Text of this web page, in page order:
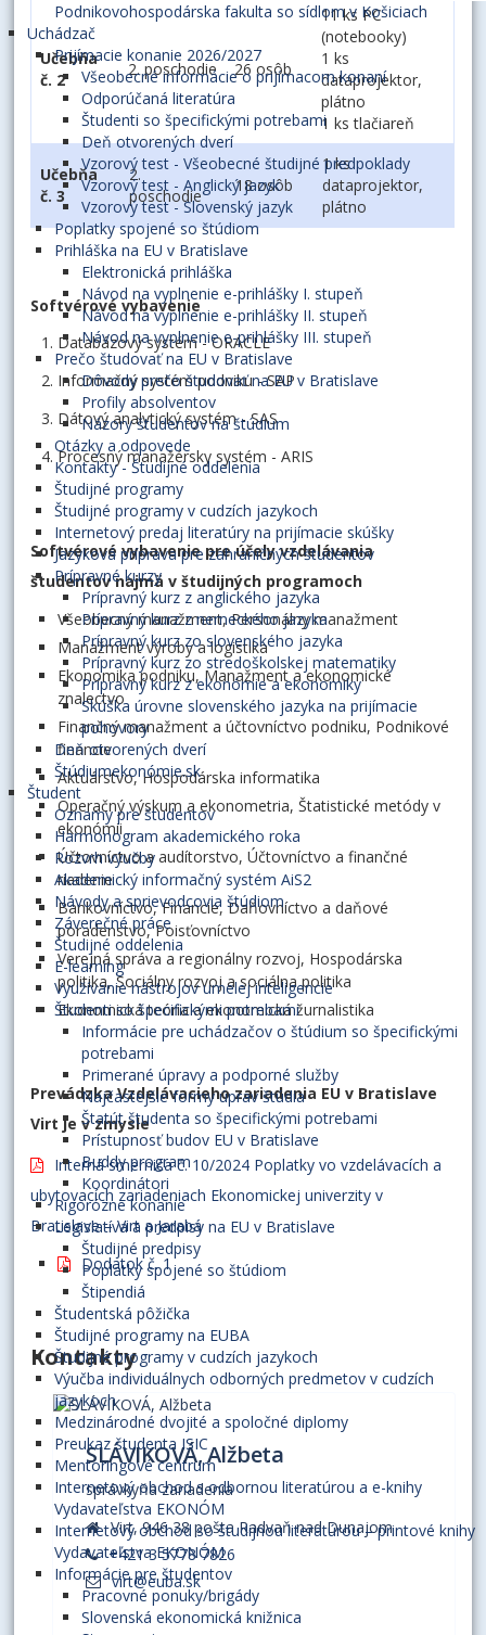
Podnikovohospodárska fakulta so sídlom v Košiciach
Uchádzač
Prijímacie konanie 2026/2027
Všeobecné informácie o prijímacom konaní
Odporúčaná literatúra
Študenti so špecifickými potrebami
Deň otvorených dverí
Vzorový test - Všeobecné študijné predpoklady
Vzorový test - Anglický jazyk
Vzorový test - Slovenský jazyk
Poplatky spojené so štúdiom
Prihláška na EU v Bratislave
Elektronická prihláška
Návod na vyplnenie e-prihlášky I. stupeň
Návod na vyplnenie e-prihlášky II. stupeň
Návod na vyplnenie e-prihlášky III. stupeň
Prečo študovať na EU v Bratislave
Dôvody prečo študovať na EU v Bratislave
Profily absolventov
Názory študentov na štúdium
Otázky a odpovede
Kontakty - Študijné oddelenia
Študijné programy
Študijné programy v cudzích jazykoch
Internetový predaj literatúry na prijímacie skúšky
Jazyková príprava pre zahraničných študentov
Prípravné kurzy
Prípravný kurz z anglického jazyka
Prípravný kurz z nemeckého jazyka
Prípravný kurz zo slovenského jazyka
Prípravný kurz zo stredoškolskej matematiky
Prípravný kurz z ekonómie a ekonomiky
Skúška úrovne slovenského jazyka na prijímacie
pohovory
Deň otvorených dverí
Štúdiumekonómie.sk
Študent
Oznamy pre študentov
Harmonogram akademického roka
Rozvrh výučby
Akademický informačný systém AiS2
Návody a sprievodcovia štúdiom
Záverečné práce
Študijné oddelenia
E-learning
Využívanie nástrojov umelej inteligencie
Študenti so špecifickými potrebami
Informácie pre uchádzačov o štúdium so špecifickými
potrebami
Primerané úpravy a podporné služby
Najčastejšie formy úprav štúdia
Štatút študenta so špecifickými potrebami
Prístupnosť budov EU v Bratislave
Buddy program
Koordinátori
Rigorózne konanie
Legislatíva a predpisy na EU v Bratislave
Študijné predpisy
Poplatky spojené so štúdiom
Štipendiá
Študentská pôžička
Študijné programy na EUBA
Študijné programy v cudzích jazykoch
Výučba individuálnych odborných predmetov v cudzích
jazykoch
Medzinárodné dvojité a spoločné diplomy
Preukaz študenta ISIC
Mentoringové centrum
Internetový obchod s odbornou literatúrou a e-knihy
Vydavateľstva EKONÓM
Internetový obchod so študijnou literatúrou – printové knihy
Vydavateľstva EKONÓM
Informácie pre študentov
Pracovné ponuky/brigády
Slovenská ekonomická knižnica
Učebňa
č. 2
2. poschodie 26 osôb
11 ks PC
(notebooky)
1 ks
dataprojektor,
plátno
1 ks tlačiareň
Učebňa
č. 3
2.
poschodie
18 osôb
1 ks
dataprojektor,
plátno
Softvérové vybavenie
Databázový systém - ORACLE
Informačný systém podniku - SAP
Dátový analytický systém - SAS
Procesný manažérsky systém - ARIS
Softvérové vybavenie pre účely vzdelávania
študentov najmä v študijných programoch
Všeobecný manažment, Personálny manažment
Manažment výroby a logistika
Ekonomika podniku, Manažment a ekonomické
znalectvo
Finančný manažment a účtovníctvo podniku, Podnikové
financie
Aktuárstvo, Hospodárska informatika
Operačný výskum a ekonometria, Štatistické metódy v
ekonómii
Účtovníctvo a audítorstvo, Účtovníctvo a finančné
riadenie
Bankovníctvo, Financie, Daňovníctvo a daňové
poradenstvo, Poisťovníctvo
Verejná správa a regionálny rozvoj, Hospodárska
politika, Sociálny rozvoj a sociálna politika
Ekonomická teória a ekonomická žurnalistika
Prevádzka Vzdelávacieho zariadenia EU v Bratislave
Virt je v zmysle
Interná smernica č. 10/2024 Poplatky vo vzdelávacích a
ubytovacích zariadeniach Ekonomickej univerzity v
Bratislave – Virt a Jarabá
Dodatok č. 1
Kontakty
SLÁVIKOVÁ, Alžbeta
správkyňa zariadenia
Virt, 946 38 pošta Radvaň nad Dunajom
+421 3 5778 7826
virt@euba.sk